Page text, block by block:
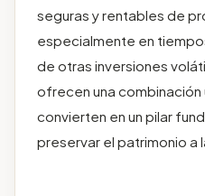
seguras y rentables de
especialmente en
de otras inversiones
ofrecen una combinación
convierten en un pilar
preservar el patrimonio a